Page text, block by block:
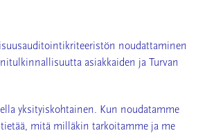
noudattaminen
asiakkaiden ja Turvan
yksityiskohtainen. Kun noudatamme
tietää, mitä milläkin tarkoitamme ja me